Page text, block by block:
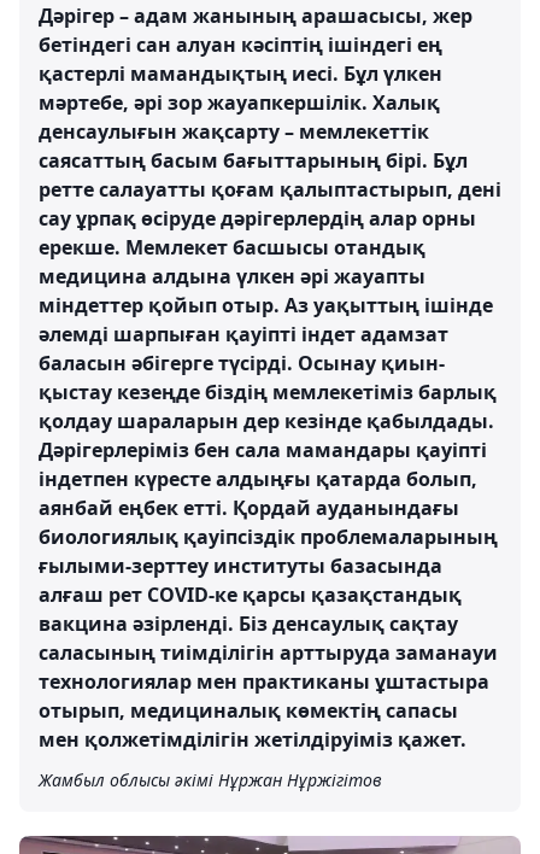
Дәрігер – адам жанының арашасысы, жер
бетіндегі сан алуан кәсіптің ішіндегі ең
қастерлі мамандықтың иесі. Бұл үлкен
мәртебе, әрі зор жауапкершілік. Халық
денсаулығын жақсарту – мемлекеттік
саясаттың басым бағыттарының бірі. Бұл
ретте салауатты қоғам қалыптастырып, дені
сау ұрпақ өсіруде дәрігерлердің алар орны
ерекше. Мемлекет басшысы отандық
медицина алдына үлкен әрі жауапты
міндеттер қойып отыр. Аз уақыттың ішінде
әлемді шарпыған қауіпті індет адамзат
баласын әбігерге түсірді. Осынау қиын-
қыстау кезеңде біздің мемлекетіміз барлық
қолдау шараларын дер кезінде қабылдады.
Дәрігерлеріміз бен сала мамандары қауіпті
індетпен күресте алдыңғы қатарда болып,
аянбай еңбек етті. Қордай ауданындағы
биологиялық қауіпсіздік проблемаларының
ғылыми-зерттеу институты базасында
алғаш рет COVID-ке қарсы қазақстандық
вакцина әзірленді. Біз денсаулық сақтау
саласының тиімділігін арттыруда заманауи
технологиялар мен практиканы ұштастыра
отырып, медициналық көмектің сапасы
мен қолжетімділігін жетілдіруіміз қажет.
Жамбыл облысы әкімі Нұржан Нұржігітов